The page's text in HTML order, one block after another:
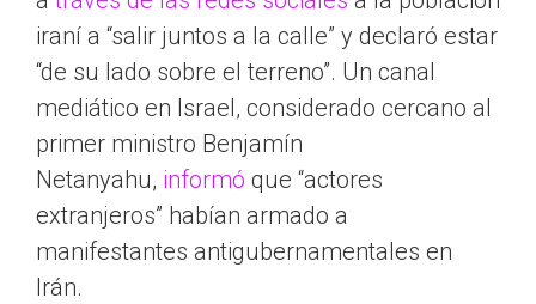
iraní a “salir juntos a la calle” y declaró estar
“de su lado sobre el terreno”. Un canal
mediático en Israel, considerado cercano al
primer ministro Benjamín
Netanyahu, informó que “actores
extranjeros” habían armado a
manifestantes antigubernamentales en
Irán.